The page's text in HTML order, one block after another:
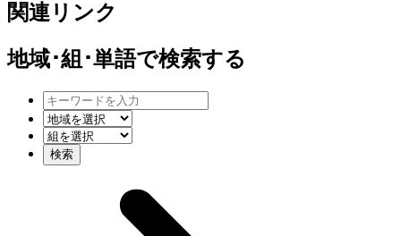
関連リンク
地域･組･単語で検索する